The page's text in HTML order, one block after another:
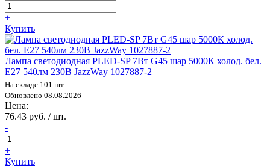
+
Купить
Лампа светодиодная PLED-SP 7Вт G45 шар 5000К холод. бел.
E27 540лм 230В JazzWay 1027887-2
На складе 101 шт.
Обновлено 08.08.2026
Цена:
76.43 руб. / шт.
-
+
Купить